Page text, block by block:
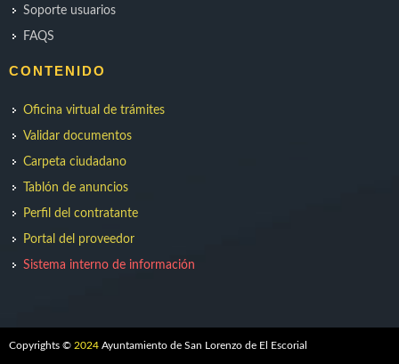
Soporte usuarios
FAQS
CONTENIDO
Oficina virtual de trámites
Validar documentos
Carpeta ciudadano
Tablón de anuncios
Perfil del contratante
Portal del proveedor
Sistema interno de información
Copyrights © 2024 Ayuntamiento de San Lorenzo de El Escorial